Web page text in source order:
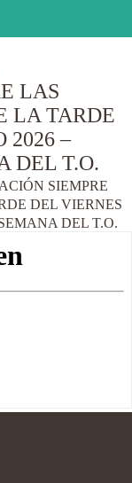
LAS
LA TARDE
2026 –
DEL T.O.
SIEMPRE
DEL VIERNES
DEL T.O.